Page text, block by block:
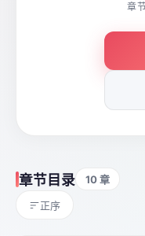
章
章节目录 10 章
正序